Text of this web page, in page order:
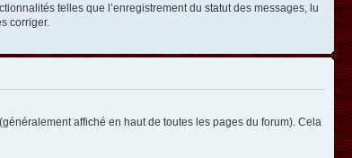
telles que l’enregistrement du statut des messages, lu
corriger.
affiché en haut de toutes les pages du forum). Cela